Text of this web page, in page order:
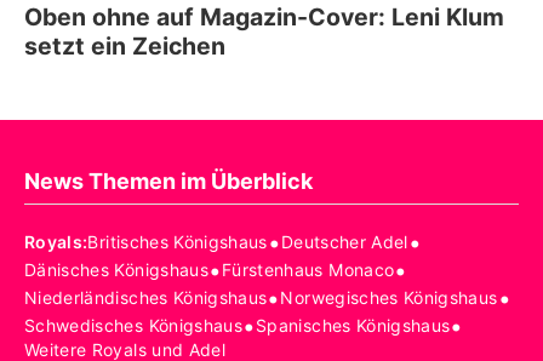
Oben ohne auf Magazin-Cover: Leni Klum
setzt ein Zeichen
News Themen im Überblick
Royals:Britisches Königshaus•Deutscher Adel•
Dänisches Königshaus•Fürstenhaus Monaco•
Niederländisches Königshaus•Norwegisches Königshaus•
Schwedisches Königshaus•Spanisches Königshaus•
Weitere Royals und Adel